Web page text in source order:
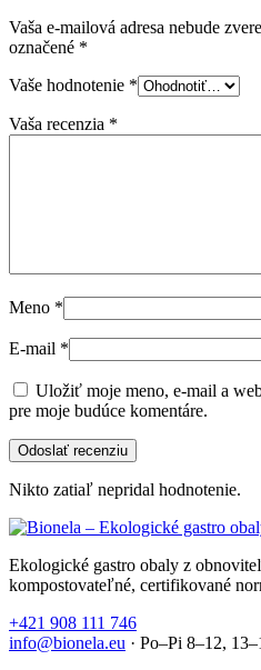
Vaša e-mailová adresa nebude
označené *
Vaše hodnotenie *
Vaša recenzia *
Meno *
E-mail *
Uložiť moje meno, e-mail a
pre moje budúce komentáre.
Nikto zatiaľ nepridal hodnotenie.
Ekologické gastro obaly z
kompostovateľné, certifikované
+421 908 111 746
info@bionela.eu · Po–Pi 8–12,